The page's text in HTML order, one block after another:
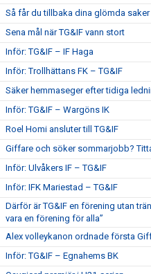
Så får du tillbaka dina glömda
Sena mål när TG&IF vann stort
Inför: TG&IF – IF Haga
Inför: Trollhättans FK – TG&IF
Säker hemmaseger efter tidiga
Inför: TG&IF – Wargöns IK
Roel Homi ansluter till TG&IF
Giffare och söker sommarjobb?
Inför: Ulvåkers IF – TG&IF
Inför: IFK Mariestad – TG&IF
Därför är TG&IF en förening utan
vara en förening för alla”
Alex volleykanon ordnade första
Inför: TG&IF – Egnahems BK